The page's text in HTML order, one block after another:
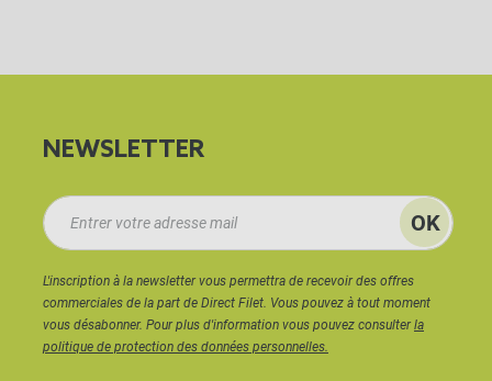
NEWSLETTER
L'inscription à la newsletter vous permettra de recevoir des offres
commerciales de la part de Direct Filet. Vous pouvez à tout moment
vous désabonner. Pour plus d'information vous pouvez consulterla
politique de protection des données personnelles.